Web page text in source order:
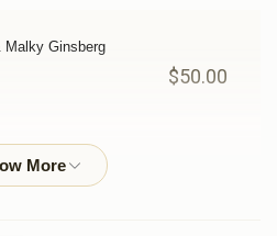
Malky Ginsberg
$50.00
& Malky Ginsberg